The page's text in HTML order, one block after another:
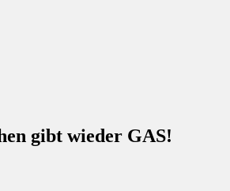
gibt wieder GAS!